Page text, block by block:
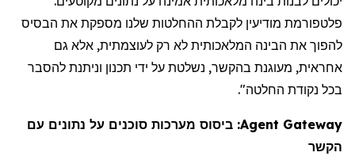
פלטפורמת מודיעין לקבלת ההחלטות שלנו מספקת את הבסיס
להפוך את הבינה המלאכותית לא רק לעוצמתית, אלא גם
אחראית, מעוגנת בהקשר, נשלטת על ידי תכנון וניתנת להסבר
בכל נקודת החלטה".
Agent Gateway: ביסוס מערכות סוכנים על נתונים עם
הקשר